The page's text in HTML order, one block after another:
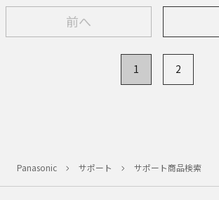
前へ
1 2
Panasonic サポート サポート商品検索